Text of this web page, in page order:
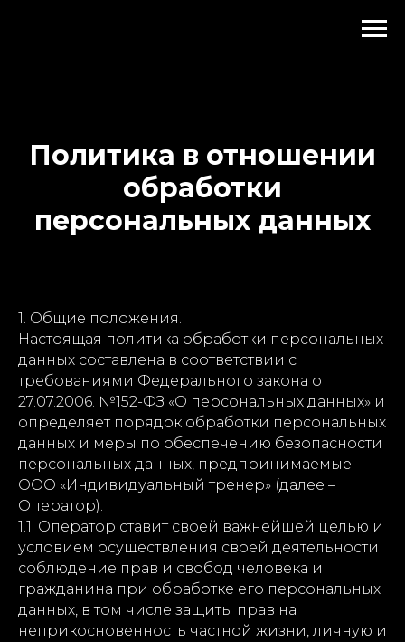
Политика в отношении
обработки
персональных данных
1. Общие положения.
Настоящая политика обработки персональных
данных составлена в соответствии с
требованиями Федерального закона от
27.07.2006. №152-ФЗ «О персональных данных» и
определяет порядок обработки персональных
данных и меры по обеспечению безопасности
персональных данных, предпринимаемые
ООО «Индивидуальный тренер» (далее –
Оператор).
1.1. Оператор ставит своей важнейшей целью и
условием осуществления своей деятельности
соблюдение прав и свобод человека и
гражданина при обработке его персональных
данных, в том числе защиты прав на
неприкосновенность частной жизни, личную и